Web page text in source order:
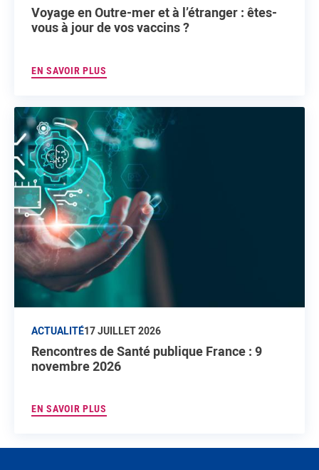
Voyage en Outre-mer et à l’étranger : êtes-
vous à jour de vos vaccins ?
EN SAVOIR PLUS
ACTUALITÉ17 JUILLET 2026
Rencontres de Santé publique France : 9
novembre 2026
EN SAVOIR PLUS